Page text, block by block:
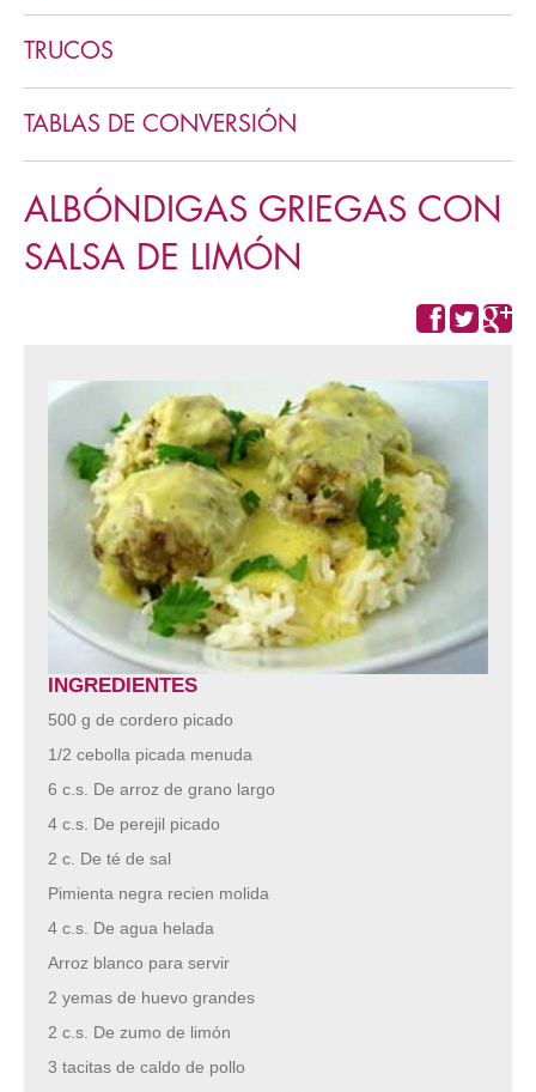
TRUCOS
TABLAS DE CONVERSIÓN
ALBÓNDIGAS GRIEGAS CON
SALSA DE LIMÓN
INGREDIENTES
500 g de cordero picado
1/2 cebolla picada menuda
6 c.s. De arroz de grano largo
4 c.s. De perejil picado
2 c. De té de sal
Pimienta negra recien molida
4 c.s. De agua helada
Arroz blanco para servir
2 yemas de huevo grandes
2 c.s. De zumo de limón
3 tacitas de caldo de pollo